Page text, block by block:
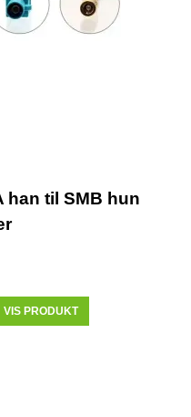
han til SMB hun
VIS PRODUKT